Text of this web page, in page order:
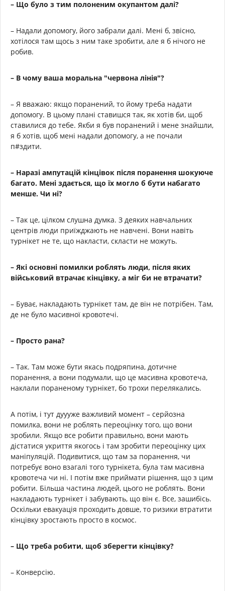
– Що було з тим полоненим окупантом далі?
– Надали допомогу, його забрали далі. Мені б, звісно,
хотілося там щось з ним таке зробити, але я б нічого не
робив.
– В чому ваша моральна "червона лінія"?
– Я вважаю: якщо поранений, то йому треба надати
допомогу. В цьому плані ставишся так, як хотів би, щоб
ставилися до тебе. Якби я був поранений і мене знайшли,
я б хотів, щоб мені надали допомогу, а не почали
п#здити.
– Наразі ампутацій кінцівок після поранення шокуюче
багато. Мені здається, що їх могло б бути набагато
менше. Чи ні?
– Так це, цілком слушна думка. З деяких навчальних
центрів люди приїжджають не навчені. Вони навіть
турнікет не те, що накласти, скласти не можуть.
– Які основні помилки роблять люди, після яких
військовий втрачає кінцівку, а міг би не втрачати?
– Буває, накладають турнікет там, де він не потрібен. Там,
де не було масивної кровотечі.
– Просто рана?
– Так. Там може бути якась подряпина, дотичне
поранення, а вони подумали, що це масивна кровотеча,
наклали пораненому турнікет, бо трохи перелякались.
А потім, і тут дуууже важливий момент – серйозна
помилка, вони не роблять переоцінку того, що вони
зробили. Якщо все робити правильно, вони мають
дістатися укриття якогось і там зробити переоцінку цих
маніпуляцій. Подивитися, що там за поранення, чи
потребує воно взагалі того турнікета, була там масивна
кровотеча чи ні. І потім вже приймати рішення, що з цим
робити. Більша частина людей, цього не роблять. Вони
накладають турнікет і забувають, що він є. Все, зашибісь.
Оскільки евакуація проходить довше, то ризики втратити
кінцівку зростають просто в космос.
– Що треба робити, щоб зберегти кінцівку?
– Конверсію.